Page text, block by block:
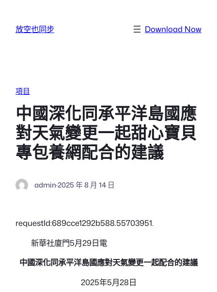
放空也同步 Download Now
項目
中國深化同承平洋島國應
對天氣變更一起甜心寶貝
專包養網配合的建議
admin·2025 年 8 月 14 日
requestId:689cce1292b588.55703951.
新華社廈門5月29日電
中國深化同承平洋島國應對天氣變更一起配合的建議
2025年5月28日